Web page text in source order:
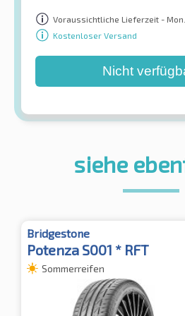
Voraussichtliche Lieferzeit - Mon.
Kostenloser Versand
Nicht
siehe
Bridgestone
Potenza S001 * RFT
Sommerreifen